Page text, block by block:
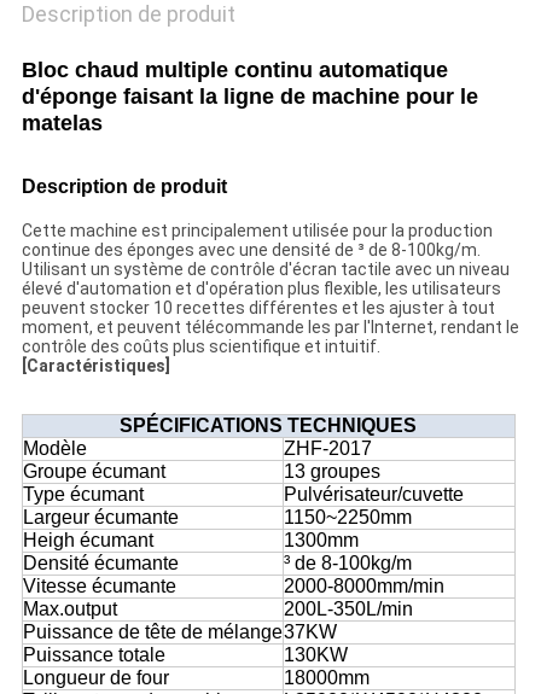
Description de produit
Bloc chaud multiple continu automatique
d'éponge faisant la ligne de machine pour le
matelas
Description de produit
Cette machine est principalement utilisée pour la production
continue des éponges avec une densité de ³ de 8-100kg/m.
Utilisant un système de contrôle d'écran tactile avec un niveau
élevé d'automation et d'opération plus flexible, les utilisateurs
peuvent stocker 10 recettes différentes et les ajuster à tout
moment, et peuvent télécommande les par l'Internet, rendant le
contrôle des coûts plus scientifique et intuitif.
[Caractéristiques]
SPÉCIFICATIONS TECHNIQUES
Modèle
ZHF-2017
Groupe écumant
13 groupes
Type écumant
Pulvérisateur/cuvette
Largeur écumante
1150~2250mm
Heigh écumant
1300mm
Densité écumante
³ de 8-100kg/m
Vitesse écumante
2000-8000mm/min
Max.output
200L-350L/min
Puissance de tête de mélange37KW
Puissance totale
130KW
Longueur de four
18000mm